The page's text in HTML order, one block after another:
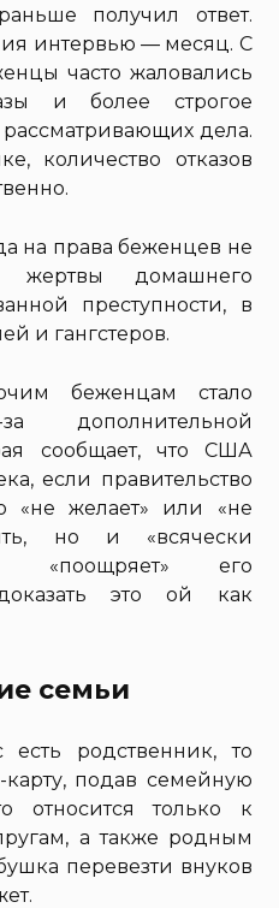
получил ответ.
интервью — месяц. С
часто жаловались
и более строгое
дела.
количество отказов
на права беженцев не
жертвы домашнего
преступности, в
и гангстеров.
беженцам стало
дополнительной
сообщает, что США
если правительство
«не желает» или «не
но и «всячески
«поощряет» его
это ой как
семьи
родственник, то
подав семейную
относится только к
а также родным
перевезти внуков